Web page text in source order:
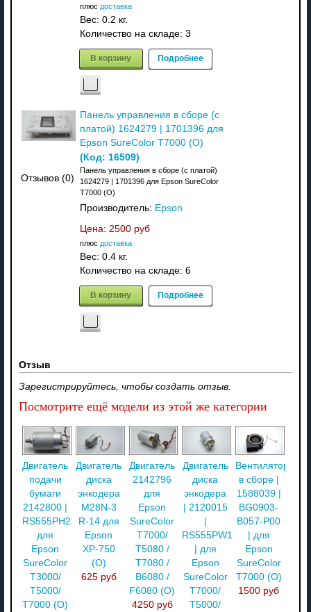
плюс доставка
Вес: 0.2 кг.
Количество на складе: 3
В корзину Подробнее
Отзывов (0)
Панель управления в сборе (с
платой) 1624279 | 1701396 для
Epson SureColor T7000 (O)
(Код: 16509)
Панель управления в сборе (с платой)
1624279 | 1701396 для Epson SureColor
T7000 (O)
Производитель: Epson
Цена: 2500 руб
плюс доставка
Вес: 0.4 кг.
Количество на складе: 6
В корзину Подробнее
Отзыв
Зарегистрируйтесь, чтобы создать отзыв.
Посмотрите ещё модели из этой же категории
Двигатель
подачи
бумаги
2142800 |
RS555PH21150R
для
Epson
SureColor
T3000/
T5000/
T7000 (O)
Двигатель
диска
энкодера
M28N-3
R-14 для
Epson
XP-750
(О)
625 руб
Двигатель
2142796
для
Epson
SureColor
T7000/
T5080 /
T7080 /
B6080 /
F6080 (O)
4250 руб
Двигатель
диска
энкодера
| 2120015
|
RS555PW18200R
| для
Epson
SureColor
T7000/
T5000/
Вентилятор
в сборе |
1588039 |
BG0903-
B057-P00
| для
Epson
SureColor
T7000 (O)
1500 руб